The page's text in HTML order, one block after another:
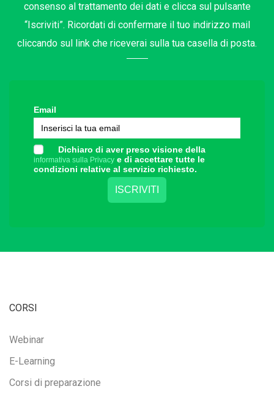
consenso al trattamento dei dati e clicca sul pulsante
“Iscriviti”. Ricordati di confermare il tuo indirizzo mail
cliccando sul link che riceverai sulla tua casella di posta.
Email
Dichiaro di aver preso visione della
informativa sulla Privacy e di accettare tutte le
condizioni relative al servizio richiesto.
CORSI
Webinar
E-Learning
Corsi di preparazione